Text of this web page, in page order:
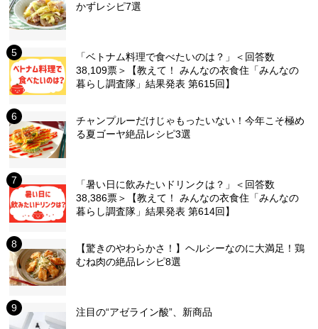
かずレシピ7選
「ベトナム料理で食べたいのは？」＜回答数
38,109票＞【教えて！ みんなの衣食住「みんなの
暮らし調査隊」結果発表 第615回】
チャンプルーだけじゃもったいない！今年こそ極め
る夏ゴーヤ絶品レシピ3選
「暑い日に飲みたいドリンクは？」＜回答数
38,386票＞【教えて！ みんなの衣食住「みんなの
暮らし調査隊」結果発表 第614回】
【驚きのやわらかさ！】ヘルシーなのに大満足！鶏
むね肉の絶品レシピ8選
注目の“アゼライン酸”、新商品